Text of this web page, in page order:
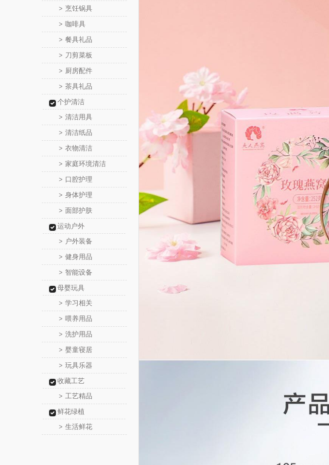
> 烹饪锅具
> 咖啡具
> 餐具礼品
> 刀剪菜板
> 厨房配件
> 茶具礼品
个护清洁
> 清洁用具
> 清洁纸品
> 衣物清洁
> 家庭环境清洁
> 口腔护理
> 身体护理
> 面部护肤
运动户外
> 户外装备
> 健身用品
> 智能设备
母婴玩具
> 学习相关
> 喂养用品
> 洗护用品
> 婴童寝居
> 玩具乐器
收藏工艺
> 工艺精品
鲜花绿植
> 生活鲜花